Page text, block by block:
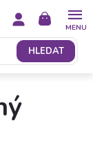
HLEDAT
NÁKUPNÍ
KOŠÍK